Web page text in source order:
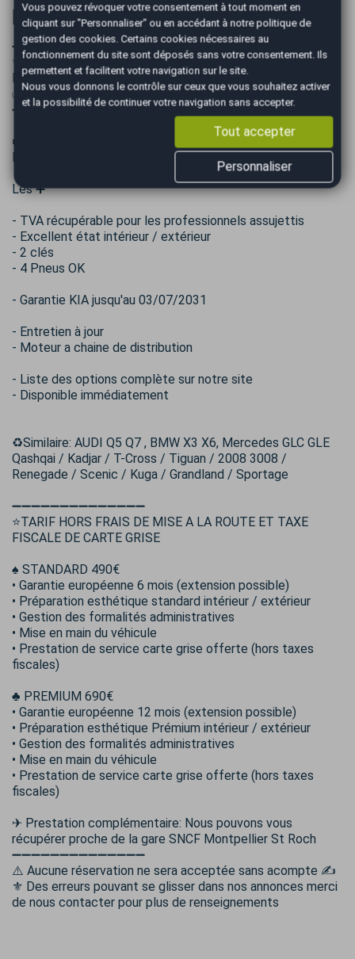
Informations complémentaires
➖➖➖➖➖➖➖➖➖➖➖➖➖➖
✨PLUS DE PHOTOS SUR NOTRE SITE AUTOEASY
Montpellier✨
✅Véhicule origine France PAS DE MALUS
➖➖➖➖➖➖➖➖➖➖➖➖➖➖
☘️ Eligible à l'extension de garantie Opteven Excellence
Plus ( Assimilé constructeur ) a partir de 48€/mois
Les ➕
- TVA récupérable pour les professionnels assujettis
- Excellent état intérieur / extérieur
- 2 clés
- 4 Pneus OK
- Garantie KIA jusqu'au 03/07/2031
- Entretien à jour
- Moteur a chaine de distribution
- Liste des options complète sur notre site
- Disponible immédiatement
♻️Similaire: AUDI Q5 Q7 , BMW X3 X6, Mercedes GLC GLE
Qashqai / Kadjar / T-Cross / Tiguan / 2008 3008 /
Renegade / Scenic / Kuga / Grandland / Sportage
➖➖➖➖➖➖➖➖➖➖➖➖➖➖
⭐TARIF HORS FRAIS DE MISE A LA ROUTE ET TAXE
FISCALE DE CARTE GRISE
♠️ STANDARD 490€
• Garantie européenne 6 mois (extension possible)
• Préparation esthétique standard intérieur / extérieur
• Gestion des formalités administratives
• Mise en main du véhicule
• Prestation de service carte grise offerte (hors taxes
fiscales)
♣️ PREMIUM 690€
• Garantie européenne 12 mois (extension possible)
• Préparation esthétique Prémium intérieur / extérieur
• Gestion des formalités administratives
• Mise en main du véhicule
• Prestation de service carte grise offerte (hors taxes
fiscales)
✈ Prestation complémentaire: Nous pouvons vous
récupérer proche de la gare SNCF Montpellier St Roch
➖➖➖➖➖➖➖➖➖➖➖➖➖➖
⚠️ Aucune réservation ne sera acceptée sans acompte ✍
⚜️ Des erreurs pouvant se glisser dans nos annonces merci
de nous contacter pour plus de renseignements
Vous pouvez révoquer votre consentement à tout moment en
cliquant sur "Personnaliser" ou en accédant à notre politique de
gestion des cookies. Certains cookies nécessaires au
fonctionnement du site sont déposés sans votre consentement. Ils
permettent et facilitent votre navigation sur le site.
Nous vous donnons le contrôle sur ceux que vous souhaitez activer
et la possibilité de continuer votre navigation sans accepter.
Tout accepter
Personnaliser